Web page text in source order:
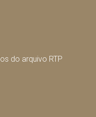
do arquivo RTP